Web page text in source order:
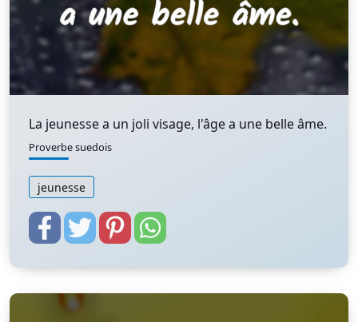
La jeunesse a un joli visage, l'âge a une belle âme.
Proverbe suedois
jeunesse